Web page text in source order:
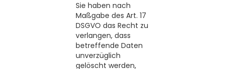
Sie haben nach
Maßgabe des Art. 17
DSGVO das Recht zu
verlangen, dass
betreffende Daten
unverzüglich
gelöscht werden,